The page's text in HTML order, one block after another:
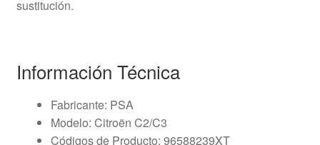
sustitución.
Información Técnica
Fabricante: PSA
Modelo: Citroën C2/C3
Códigos de Producto: 96588239XT